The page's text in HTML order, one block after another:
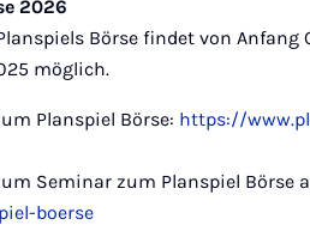
2026
Börse findet von
möglich.
Planspiel Börse: https://
Seminar zum Planspiel Börse
boerse